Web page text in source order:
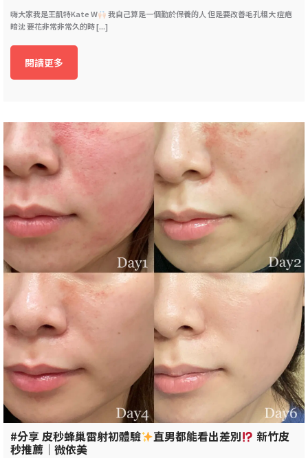
嗨大家我是王凱特Kate W
我自己算是一個勤於保養的人 但是要改善毛孔粗大 痘疤
暗沈 要花非常非常久的時 [...]
閱讀更多
#分享 皮秒蜂巢雷射初體驗 直男都能看出差別 新竹皮
秒推薦｜微依美